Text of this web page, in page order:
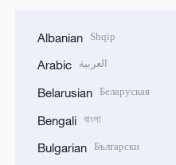
Albanian Shqip
Arabic العربية
Belarusian Беларуская
Bengali বাংলা
Bulgarian Български